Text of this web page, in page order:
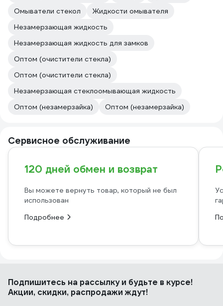
Омыватели стекол
Жидкости омывателя
Незамерзающая жидкость
Незамерзающая жидкость для замков
Оптом (очистители стекла)
Оптом (очистители стекла)
Незамерзающая стеклоомывающая жидкость
Оптом (незамерзайка)
Оптом (незамерзайка)
Сервисное обслуживание
120 дней обмен и возврат
Вы можете вернуть товар, который не был
использован
Подробнее
Подпишитесь на рассылкуи будьте в курсе!
Акции, скидки, распродажи ждут!